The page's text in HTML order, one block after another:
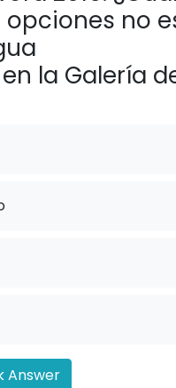
no
la Galería
Answer